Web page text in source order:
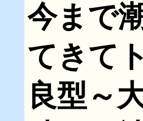
今まで
てきて
良型～